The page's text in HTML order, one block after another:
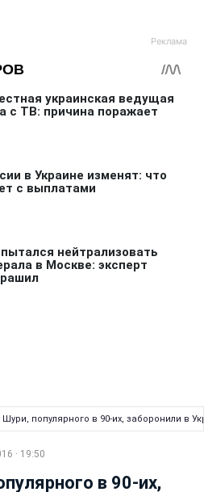
популярного в 90-их, заборонили в
· 19:50
в 90-их,